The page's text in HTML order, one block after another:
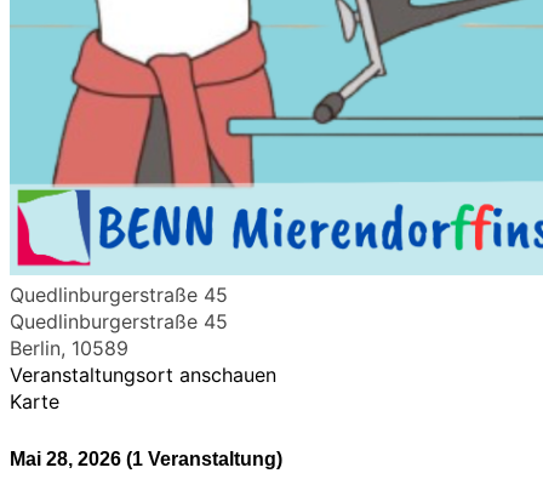
Quedlinburgerstraße 45
Quedlinburgerstraße 45
Berlin, 10589
Veranstaltungsort anschauen
Karte
Mai 28, 2026 (1 Veranstaltung)